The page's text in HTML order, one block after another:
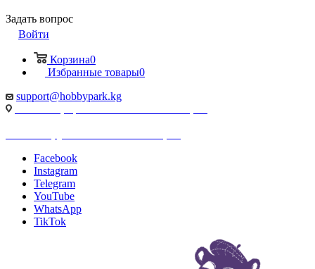
Задать вопрос
Войти
Корзина0
Избранные товары0
support@hobbypark.kg
Facebook
Instagram
Telegram
YouTube
WhatsApp
TikTok